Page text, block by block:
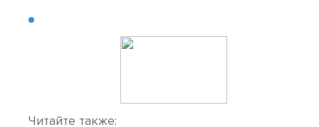
Читайте также: